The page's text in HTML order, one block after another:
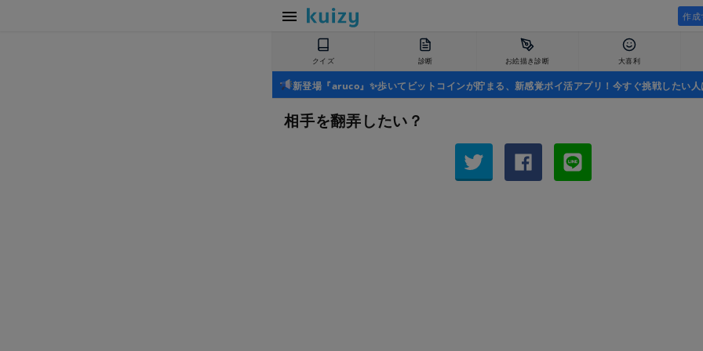
作成
クイズ 診断 お絵描き診断 大喜利
新登場『aruco』✨歩いてビットコインが貯まる、新感覚ポイ活アプリ！今すぐ挑戦したい人
相手を翻弄したい？